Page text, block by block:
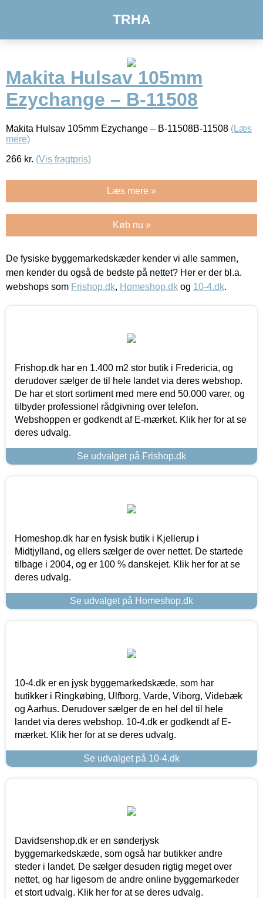
TRHA
Makita Hulsav 105mm
Ezychange – B-11508
Makita Hulsav 105mm Ezychange – B-11508B-11508 (Læs
mere)
266 kr. (Vis fragtpris)
Læs mere »
Køb nu »
De fysiske byggemarkedskæder kender vi alle sammen,
men kender du også de bedste på nettet? Her er der bl.a.
webshops som Frishop.dk, Homeshop.dk og 10-4.dk.
Frishop.dk har en 1.400 m2 stor butik i Fredericia, og
derudover sælger de til hele landet via deres webshop.
De har et stort sortiment med mere end 50.000 varer, og
tilbyder professionel rådgivning over telefon.
Webshoppen er godkendt af E-mærket. Klik her for at se
deres udvalg.
Se udvalget på Frishop.dk
Homeshop.dk har en fysisk butik i Kjellerup i
Midtjylland, og ellers sælger de over nettet. De startede
tilbage i 2004, og er 100 % danskejet. Klik her for at se
deres udvalg.
Se udvalget på Homeshop.dk
10-4.dk er en jysk byggemarkedskæde, som har
butikker i Ringkøbing, Ulfborg, Varde, Viborg, Videbæk
og Aarhus. Derudover sælger de en hel del til hele
landet via deres webshop. 10-4.dk er godkendt af E-
mærket. Klik her for at se deres udvalg.
Se udvalget på 10-4.dk
Davidsenshop.dk er en sønderjysk
byggemarkedskæde, som også har butikker andre
steder i landet. De sælger desuden rigtig meget over
nettet, og har ligesom de andre online byggemarkeder
et stort udvalg. Klik her for at se deres udvalg.